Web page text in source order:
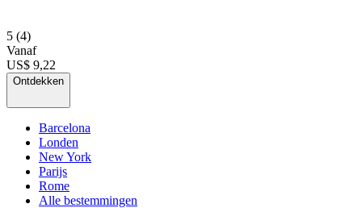
5 (4)
Vanaf
US$ 9,22
Ontdekken
Barcelona
Londen
New York
Parijs
Rome
Alle bestemmingen